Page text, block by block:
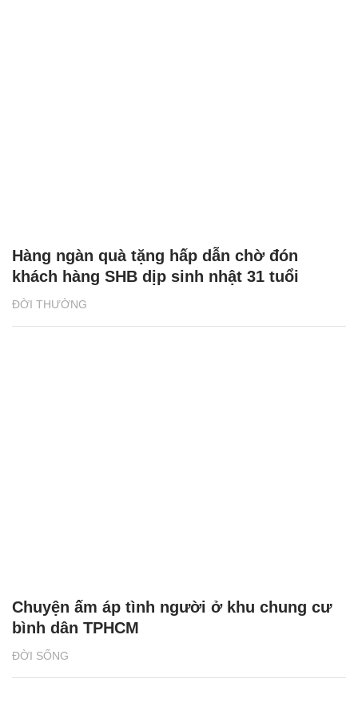
ĐỜI THƯỜNG
Hàng ngàn quà tặng hấp dẫn chờ đón
khách hàng SHB dịp sinh nhật 31 tuổi
ĐỜI SỐNG
Chuyện ấm áp tình người ở khu chung cư
bình dân TPHCM